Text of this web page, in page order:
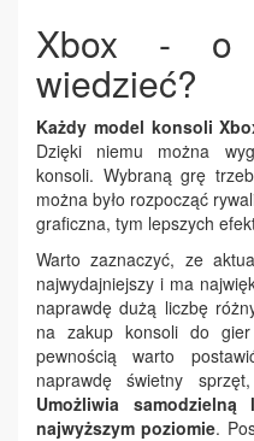
Xbox - o
wiedzieć?
Każdy model konsoli
Dzięki niemu można
konsoli. Wybraną grę
można było rozpocząć
graficzna, tym lepszych
Warto zaznaczyć, ze
najwydajniejszy i ma
naprawdę dużą liczbę
na zakup konsoli do
pewnością warto
naprawdę świetny
Umożliwia
najwyższym poziomie.